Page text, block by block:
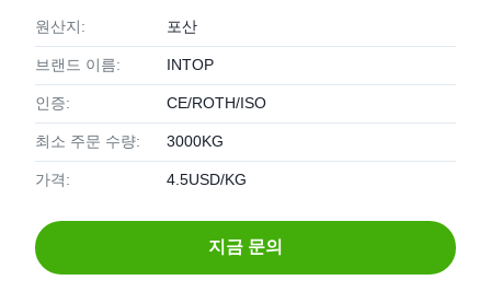
원산지: 포산
브랜드 이름: INTOP
인증: CE/ROTH/ISO
최소 주문 수량: 3000KG
가격: 4.5USD/KG
지금 문의